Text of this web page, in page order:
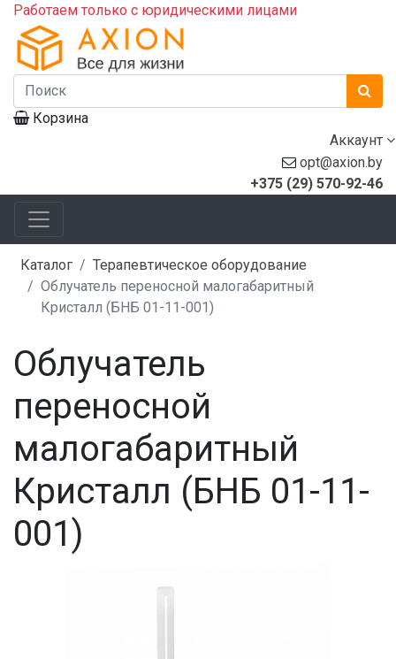
Работаем только с юридическими лицами
Корзина
Аккаунт
opt@axion.by
+375 (29) 570-92-46
Каталог
Терапевтическое оборудование
Облучатель переносной малогабаритный
Кристалл (БНБ 01-11-001)
Облучатель
переносной
малогабаритный
Кристалл (БНБ 01-11-
001)